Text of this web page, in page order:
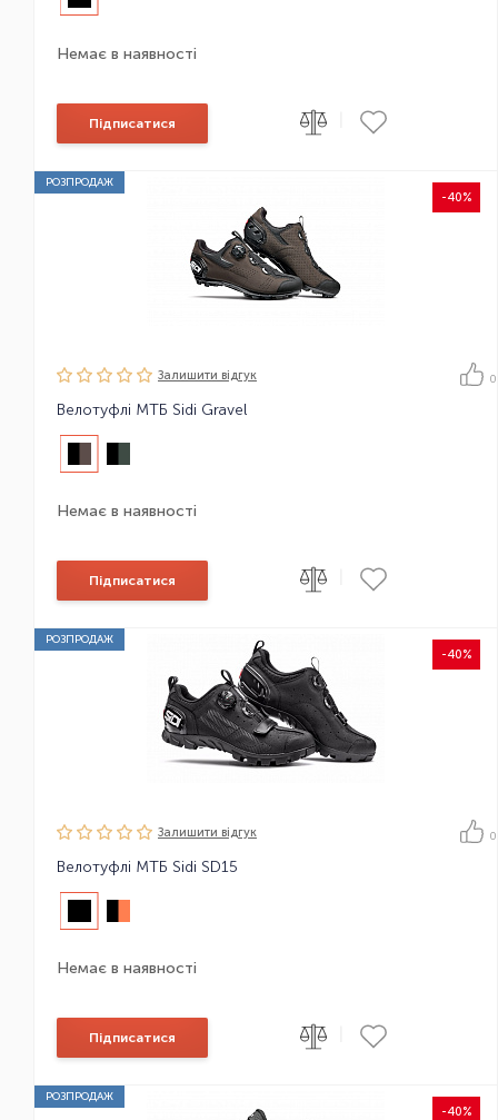
Немає в наявності
Підписатися
РОЗПРОДАЖ
-40%
Залишити вiдгук 0
Велотуфлі МТБ Sidi Gravel
Немає в наявності
Підписатися
РОЗПРОДАЖ
-40%
Залишити вiдгук 0
Велотуфлі МТБ Sidi SD15
Немає в наявності
Підписатися
РОЗПРОДАЖ
-40%